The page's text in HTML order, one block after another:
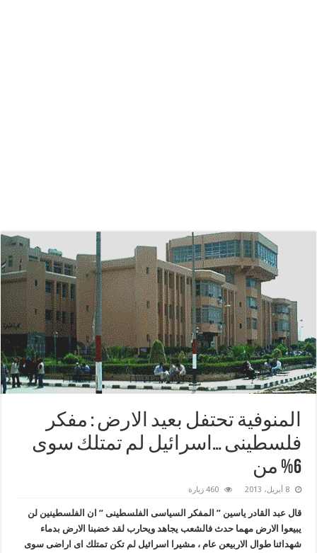
المنوفية تحتفل بعيد الارض : مفكر
فلسطينى …اسرائيل لم تمتلك سوى
6% من
8 أبريل، 2013 460 زيارة
قال عبد القادر ياسين ” المفكر السياسى الفلسطينى ” ان الفلسطينين لن
يبيعوا الارض مهما حدث فالشعب يجاهد ويحارب لقد خضبنا الارض بدماء
شهدائنا طوال الاربيعن عام ، مشيرا اسرائيل لم تكن تمتلك اى اراضى سوى